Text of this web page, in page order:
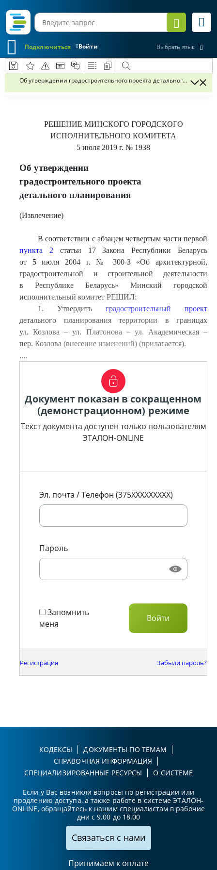
Войти
Подключиться Выбрать язык
Об утверждении градостроительного проекта детального
РЕШЕНИЕ МИНСКОГО ГОРОДСКОГО
ИСПОЛНИТЕЛЬНОГО КОМИТЕТА
5 июля 2019 г. № 1938
Об утверждении
градостроительного проекта
детального планирования
(Извлечение)
В соответствии с абзацем четвертым части первой
пункта 2 статьи 17 Закона Республики Беларусь
от 5 июля 2004 г. № 300-З «Об архитектурной,
градостроительной и строительной деятельности
в Республике Беларусь» Минский городской
исполнительный комитет РЕШИЛ:
1. Утвердить градостроительный проект
детального планирования территории в границах
ул. Козлова – ул. Платонова – ул. Академическая –
пер. Козлова (внесение изменений) (прилагается).
....
Документ показан в сокращенном
(демонстрационном) режиме
Текст документа доступен только пользователям
ЭТАЛОН-ONLINE
Эл. почта / Телефон (375XXXXXXXXX)
Пароль
Запомнить
меня
Регистрация Забыли пароль?
КОДЕКСЫ
ДОКУМЕНТЫ ПО ТЕМАМ
СПРАВОЧНАЯ ИНФОРМАЦИЯ
СПЕЦИАЛИЗИРОВАННЫЕ РЕСУРСЫ
О СИСТЕМЕ
Если у Вас возникли вопросы по регистрации или
продлению доступа, а также работе в системе ЭТАЛОН-
ONLINE, обращайтесь к нашим специалистам в рабочие
дни с 9.00 до 18.00
Связаться с нами
Принимаем к оплате